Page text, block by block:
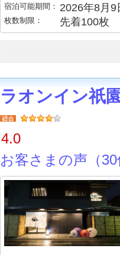
宿泊可能期間： 2026年8月
枚数制限： 先着100枚
ラオンイン祇
4.0
お客さまの声（